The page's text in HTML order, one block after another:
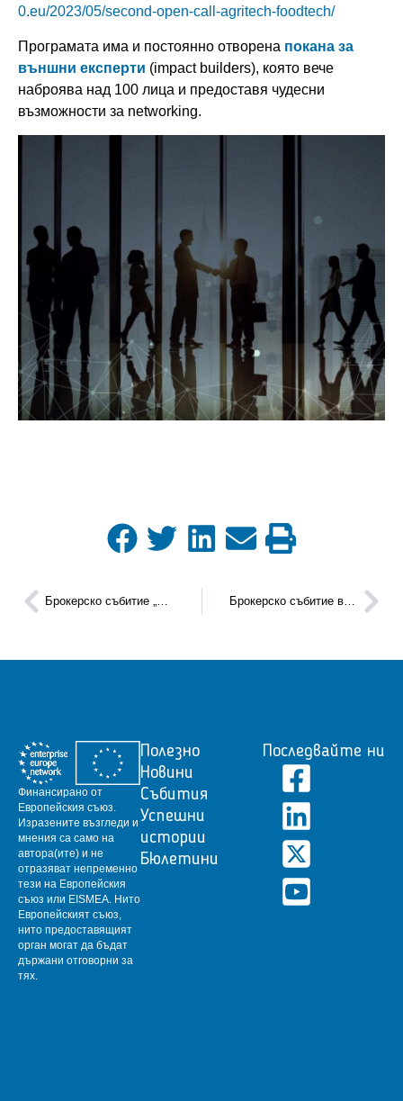
0.eu/2023/05/second-open-call-agritech-foodtech/
Програмата има и постоянно отворена покана за
външни експерти (impact builders), която вече
наброява над 100 лица и предоставя чудесни
възможности за networking.
Брокерско събитие „Hack4reSTART“ с възможности за срещи с инвеститори Брокерско събитие в областта на кръговата икономика в рамките на „FORWARD GREEN Expo“
Финансирано от
Европейския съюз.
Изразените възгледи и
мнения са само на
автора(ите) и не
отразяват непременно
тези на Европейския
съюз или EISMEA. Нито
Европейският съюз,
нито предоставящият
орган могат да бъдат
държани отговорни за
тях.
Полезно
Новини
Събития
Успешни
истории
Бюлетини
Последвайте ни